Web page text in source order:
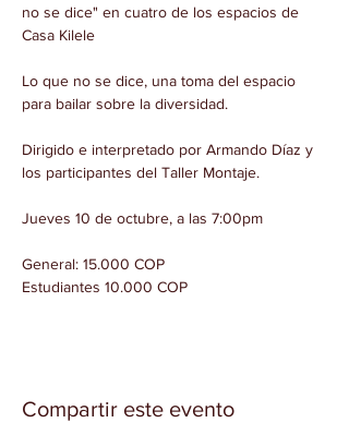
no se dice" en cuatro de los espacios de
Lo que no se dice, una toma del espacio
Dirigido e interpretado por Armando Díaz y
General: 15.000 COP
Estudiantes 10.000 COP
Compartir este evento